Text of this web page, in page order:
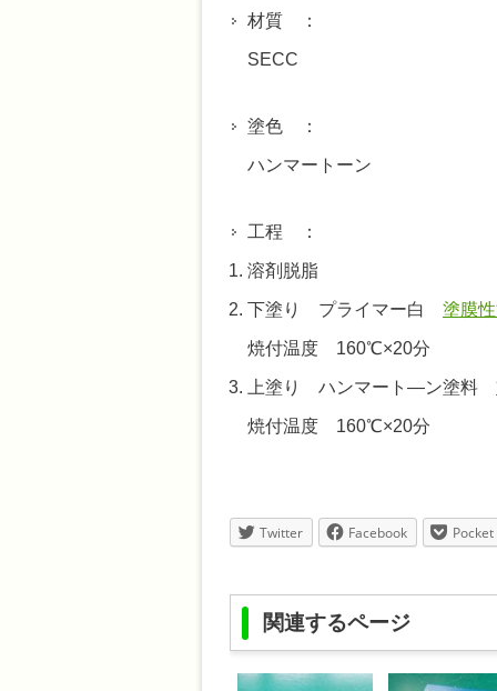
材質 ：
SECC
塗色 ：
ハンマートーン
工程 ：
溶剤脱脂
下塗り プライマー白 塗膜
焼付温度 160℃×20分
上塗り ハンマート―ン塗料
焼付温度 160℃×20分
Twitter Facebook Pocket
関連するページ